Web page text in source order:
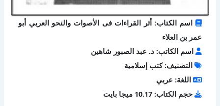
اسم الكتاب: أثر القراءات فى الأصوات والنحو العربي أبو
عمر بن العلاء
اسم الكاتب: د. عبد الصبور شاهين
التصنيف: كتب إسلامية
اللغة: عربي
حجم الكتاب: 10.17 ميجا بايت